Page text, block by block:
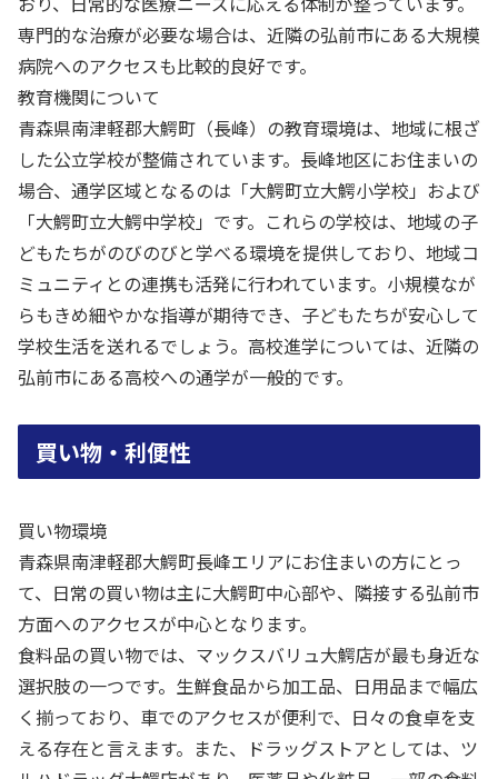
専門的な治療が必要な場合は、近隣の弘前市にある大規模
病院へのアクセスも比較的良好です。
教育機関について
青森県南津軽郡大鰐町（長峰）の教育環境は、地域に根ざ
した公立学校が整備されています。長峰地区にお住まいの
場合、通学区域となるのは「大鰐町立大鰐小学校」および
「大鰐町立大鰐中学校」です。これらの学校は、地域の子
どもたちがのびのびと学べる環境を提供しており、地域コ
ミュニティとの連携も活発に行われています。小規模なが
らもきめ細やかな指導が期待でき、子どもたちが安心して
学校生活を送れるでしょう。高校進学については、近隣の
弘前市にある高校への通学が一般的です。
買い物・利便性
買い物環境
青森県南津軽郡大鰐町長峰エリアにお住まいの方にとっ
て、日常の買い物は主に大鰐町中心部や、隣接する弘前市
方面へのアクセスが中心となります。
食料品の買い物では、マックスバリュ大鰐店が最も身近な
選択肢の一つです。生鮮食品から加工品、日用品まで幅広
く揃っており、車でのアクセスが便利で、日々の食卓を支
える存在と言えます。また、ドラッグストアとしては、ツ